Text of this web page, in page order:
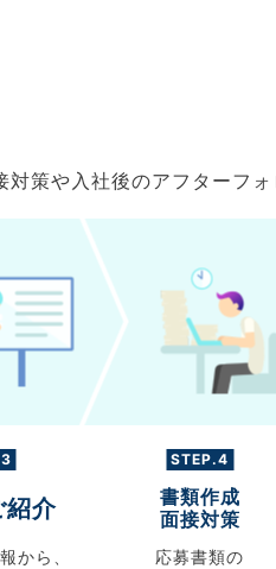
策や入社後のアフターフ
紹介
から、
STEP.4
書類作成
面接対策
応募書類の